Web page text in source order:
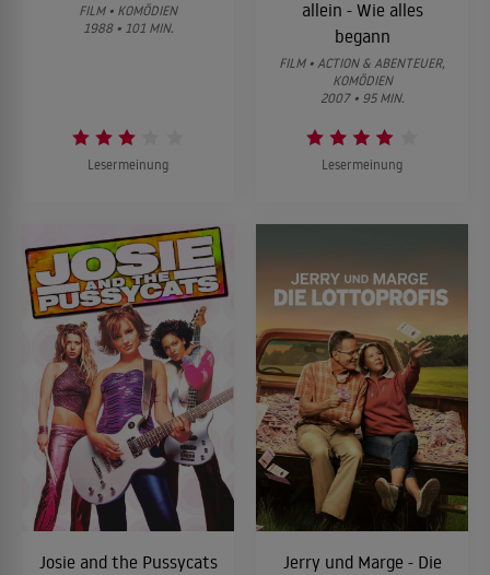
FILM • KOMÖDIEN
1988 • 101 MIN.
Lesermeinung
allein - Wie alles
begann
FILM • ACTION & ABENTEUER,
KOMÖDIEN
2007 • 95 MIN.
Lesermeinung
Josie and the Pussycats
Jerry und Marge - Die